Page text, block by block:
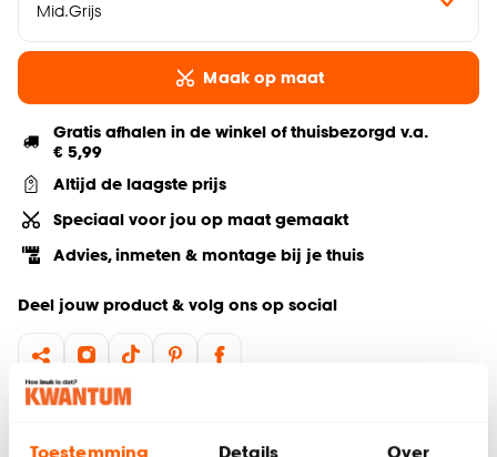
Toestemming Details Over
Mid.Grijs
Maak op maat
Gratis afhalen in de winkel of thuisbezorgd v.a.
€ 5,99
Altijd de laagste prijs
Speciaal voor jou op maat gemaakt
Advies, inmeten & montage bij je thuis
Deel jouw product & volg ons op social
Hulp nodig? Wij regelen het voor je!